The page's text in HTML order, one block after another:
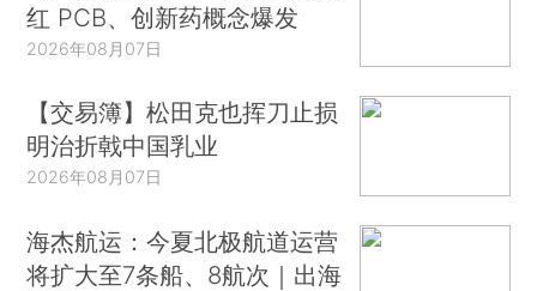
红 PCB、创新药概念爆发
2026年08月07日
【交易簿】松田克也挥刀止损
明治折戟中国乳业
2026年08月07日
海杰航运：今夏北极航道运营
将扩大至7条船、8航次｜出海